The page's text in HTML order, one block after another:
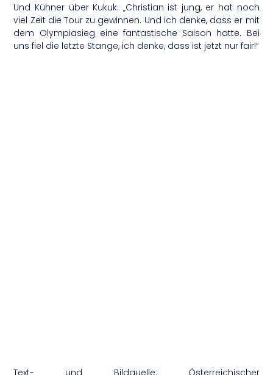
Und Kühner über Kukuk: „Christian ist jung, er hat noch
viel Zeit die Tour zu gewinnen. Und ich denke, dass er mit
dem Olympiasieg eine fantastische Saison hatte. Bei
uns fiel die letzte Stange, ich denke, dass ist jetzt nur fair!“